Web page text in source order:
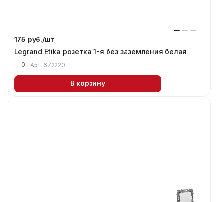
175 руб./шт
Legrand Etika розетка 1-я без заземления белая
0 Арт. 672220
В корзину